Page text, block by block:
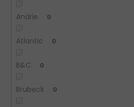
Andrie 0
Atlantic 0
B&C 0
Brubeck 0